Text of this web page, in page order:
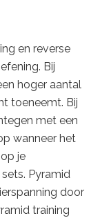
en reverse
Bij
hoger aantal
toeneemt. Bij
met een
wanneer het
je
Pyramid
door
training